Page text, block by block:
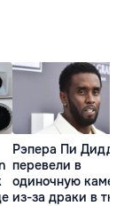
Рэпера Пи Дидди
перевели в
одиночную
из-за драки в